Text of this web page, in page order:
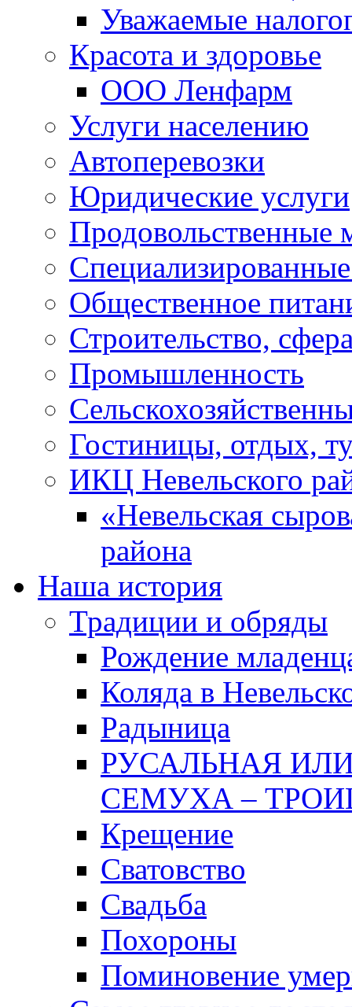
Уважаемые
Красота и здоровье
ООО Ленфарм
Услуги населению
Автоперевозки
Юридические услуги
Продовольственные
Общественное
Строительство,
Промышленность
Гостиницы, отдых,
ИКЦ Невельского
«Невельская
района
Наша история
Традиции и обряды
Рождение
Коляда в
Радыница
РУСАЛЬНАЯ
СЕМУХА –
Крещение
Сватовство
Свадьба
Похороны
Поминовение